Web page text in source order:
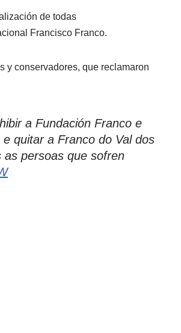
de todas
Francisco Franco.
y conservadores, que reclamaron
a Fundación Franco e
quitar a Franco do Val dos
persoas que sofren